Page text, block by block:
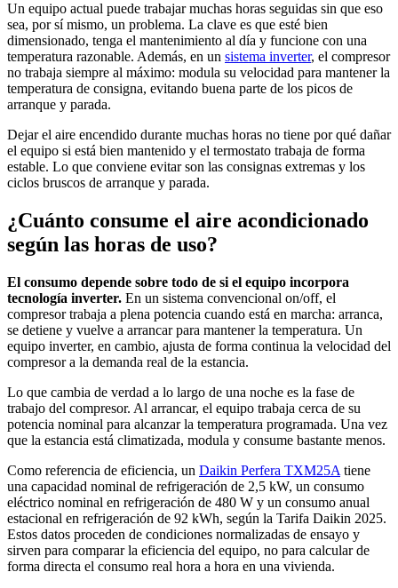
Un equipo actual puede trabajar muchas horas seguidas sin que eso
sea, por sí mismo, un problema. La clave es que esté bien
dimensionado, tenga el mantenimiento al día y funcione con una
temperatura razonable. Además, en un sistema inverter, el compresor
no trabaja siempre al máximo: modula su velocidad para mantener la
temperatura de consigna, evitando buena parte de los picos de
arranque y parada.
Dejar el aire encendido durante muchas horas no tiene por qué dañar
el equipo si está bien mantenido y el termostato trabaja de forma
estable. Lo que conviene evitar son las consignas extremas y los
ciclos bruscos de arranque y parada.
¿Cuánto consume el aire acondicionado
según las horas de uso?
El consumo depende sobre todo de si el equipo incorpora
tecnología inverter. En un sistema convencional on/off, el
compresor trabaja a plena potencia cuando está en marcha: arranca,
se detiene y vuelve a arrancar para mantener la temperatura. Un
equipo inverter, en cambio, ajusta de forma continua la velocidad del
compresor a la demanda real de la estancia.
Lo que cambia de verdad a lo largo de una noche es la fase de
trabajo del compresor. Al arrancar, el equipo trabaja cerca de su
potencia nominal para alcanzar la temperatura programada. Una vez
que la estancia está climatizada, modula y consume bastante menos.
Como referencia de eficiencia, un Daikin Perfera TXM25A tiene
una capacidad nominal de refrigeración de 2,5 kW, un consumo
eléctrico nominal en refrigeración de 480 W y un consumo anual
estacional en refrigeración de 92 kWh, según la Tarifa Daikin 2025.
Estos datos proceden de condiciones normalizadas de ensayo y
sirven para comparar la eficiencia del equipo, no para calcular de
forma directa el consumo real hora a hora en una vivienda.